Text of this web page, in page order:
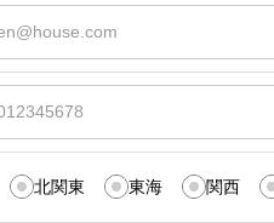
北関東 東海 関西